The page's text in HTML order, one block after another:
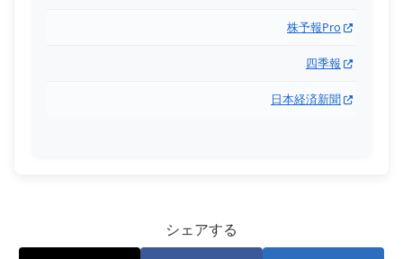
株予報Pro
四季報
日本経済新聞
シェアする